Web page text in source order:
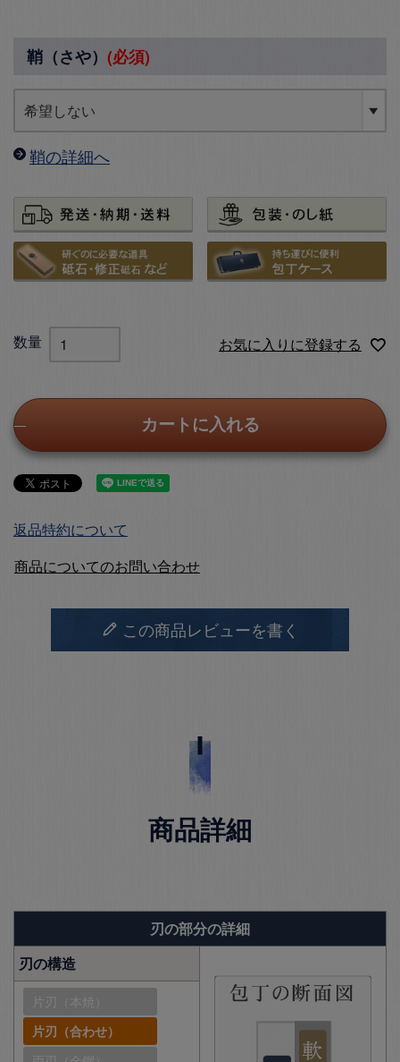
鞘（さや） (必須)
鞘の詳細へ
お気に入りに登録する
カートに入れる
返品特約について
商品についてのお問い合わせ
この商品レビューを書く
商品詳細
刃の部分の詳細
刃の構造
片刃（本焼）
片刃（合わせ）